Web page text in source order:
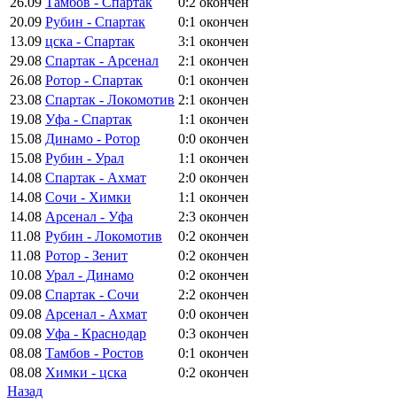
20.09 Рубин - Спартак 0:1 окончен
13.09 цска - Спартак 3:1 окончен
29.08 Спартак - Арсенал 2:1 окончен
26.08 Ротор - Спартак 0:1 окончен
23.08 Спартак - Локомотив 2:1 окончен
19.08 Уфа - Спартак 1:1 окончен
15.08 Динамо - Ротор 0:0 окончен
15.08 Рубин - Урал 1:1 окончен
14.08 Спартак - Ахмат 2:0 окончен
14.08 Сочи - Химки 1:1 окончен
14.08 Арсенал - Уфа 2:3 окончен
11.08 Рубин - Локомотив 0:2 окончен
11.08 Ротор - Зенит 0:2 окончен
10.08 Урал - Динамо 0:2 окончен
09.08 Спартак - Сочи 2:2 окончен
09.08 Арсенал - Ахмат 0:0 окончен
09.08 Уфа - Краснодар 0:3 окончен
08.08 Тамбов - Ростов 0:1 окончен
08.08 Химки - цска 0:2 окончен
Назад